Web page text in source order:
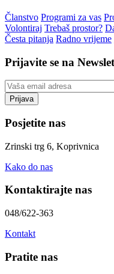
Članstvo Programi za vas
Volontiraj Trebaš prostor?
Česta pitanja Radno vrijeme
Prijavite se na
Posjetite nas
Zrinski trg 6, Koprivnica
Kako do nas
Kontaktirajte nas
048/622-363
Kontakt
Pratite nas